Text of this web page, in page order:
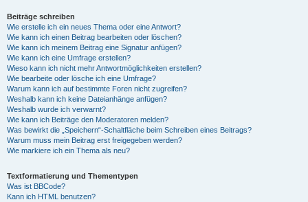
Beiträge schreiben
Wie erstelle ich ein neues Thema oder eine Antwort?
Wie kann ich einen Beitrag bearbeiten oder löschen?
Wie kann ich meinem Beitrag eine Signatur anfügen?
Wie kann ich eine Umfrage erstellen?
Wieso kann ich nicht mehr Antwortmöglichkeiten erstellen?
Wie bearbeite oder lösche ich eine Umfrage?
Warum kann ich auf bestimmte Foren nicht zugreifen?
Weshalb kann ich keine Dateianhänge anfügen?
Weshalb wurde ich verwarnt?
Wie kann ich Beiträge den Moderatoren melden?
Was bewirkt die „Speichern“-Schaltfläche beim Schreiben eines Beitrags?
Warum muss mein Beitrag erst freigegeben werden?
Wie markiere ich ein Thema als neu?
Textformatierung und Thementypen
Was ist BBCode?
Kann ich HTML benutzen?